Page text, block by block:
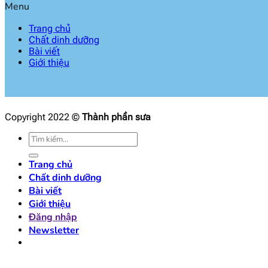
Menu
Trang chủ
Chất dinh dưỡng
Bài viết
Giới thiệu
Copyright 2022 © Thành phần sưa
Tìm
kiếm:
Trang chủ
Chất dinh dưỡng
Bài viết
Giới thiệu
Đăng nhập
Newsletter